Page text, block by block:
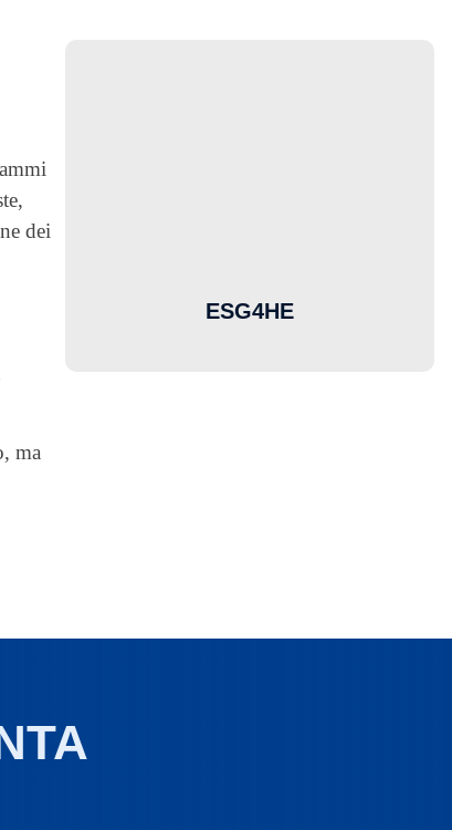
dei
ma
ESG4HE